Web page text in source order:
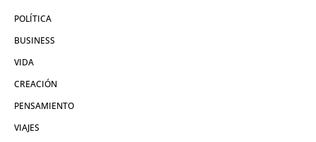
POLÍTICA
BUSINESS
VIDA
CREACIÓN
PENSAMIENTO
VIAJES